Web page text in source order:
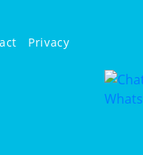
Privacy